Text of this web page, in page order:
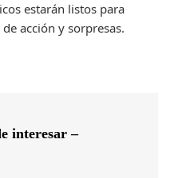
estarán listos para
acción y sorpresas.
interesar –